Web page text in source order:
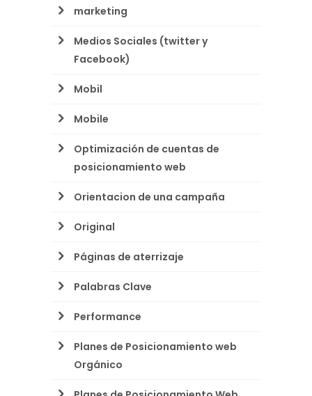
marketing
Medios Sociales (twitter y
Facebook)
Mobil
Mobile
Optimización de cuentas de
posicionamiento web
Orientacion de una campaña
Original
Páginas de aterrizaje
Palabras Clave
Performance
Planes de Posicionamiento web
Orgánico